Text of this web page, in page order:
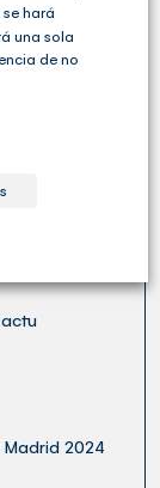
de
sino que
de
2024
hará
una sola
de no